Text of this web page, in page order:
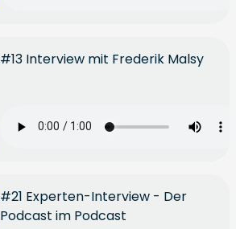
#13 Interview mit Frederik Malsy
#21 Experten-Interview - Der
Podcast im Podcast